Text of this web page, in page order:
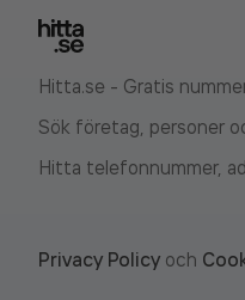
Hitta.se - Gratis
Sök företag, personer
Hitta telefonnummer,
Privacy Policy och